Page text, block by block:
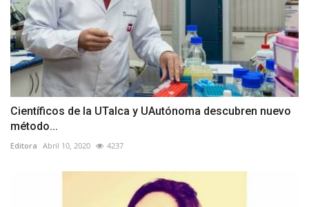
Científicos de la UTalca y UAutónoma descubren nuevo
método...
Editora Abril 10, 2020 4237